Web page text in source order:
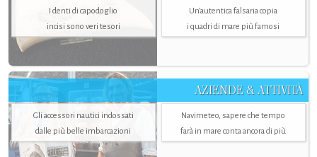
I denti di capodoglio
incisi sono veri tesori
Un’autentica falsaria copia
i quadri di mare più famosi
AZIENDE & ATTIVITÀ
Gli accessori nautici indossati
dalle più belle imbarcazioni
Navimeteo, sapere che tempo
farà in mare conta ancora di più